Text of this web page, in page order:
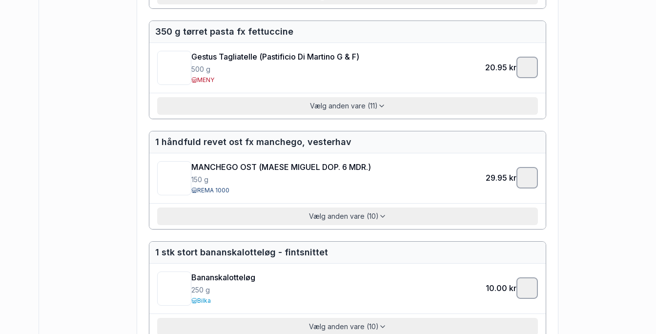
350 g tørret pasta fx fettuccine
Gestus Tagliatelle (Pastificio Di Martino G & F)
500 g
MENY
20.95 kr
Vælg anden vare (11)
1 håndfuld revet ost fx manchego, vesterhav
MANCHEGO OST (MAESE MIGUEL DOP. 6 MDR.)
150 g
REMA 1000
29.95 kr
Vælg anden vare (10)
1 stk stort bananskalotteløg - fintsnittet
Bananskalotteløg
250 g
Bilka
10.00 kr
Vælg anden vare (10)